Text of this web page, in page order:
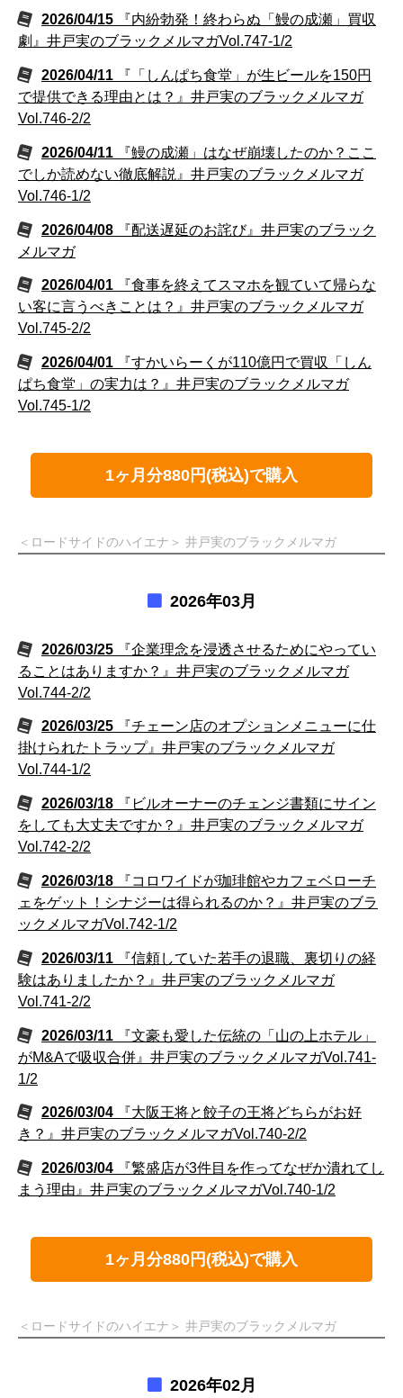
2026/04/15
『内紛勃発！終わらぬ「鰻の成瀬」買収
劇』井戸実のブラックメルマガVol.747-1/2
2026/04/11
『「しんぱち食堂」が生ビールを150円
で提供できる理由とは？』井戸実のブラックメルマガ
Vol.746-2/2
2026/04/11
『鰻の成瀬」はなぜ崩壊したのか？ここ
でしか読めない徹底解説』井戸実のブラックメルマガ
Vol.746-1/2
2026/04/08
『配送遅延のお詫び』井戸実のブラック
メルマガ
2026/04/01
『食事を終えてスマホを観ていて帰らな
い客に言うべきことは？』井戸実のブラックメルマガ
Vol.745-2/2
2026/04/01
『すかいらーくが110億円で買収「しん
ぱち食堂」の実力は？』井戸実のブラックメルマガ
Vol.745-1/2
1ヶ月分880円(税込)で購入
＜ロードサイドのハイエナ＞ 井戸実のブラックメルマガ
2026年03月
2026/03/25
『企業理念を浸透させるためにやってい
ることはありますか？』井戸実のブラックメルマガ
Vol.744-2/2
2026/03/25
『チェーン店のオプションメニューに仕
掛けられたトラップ』井戸実のブラックメルマガ
Vol.744-1/2
2026/03/18
『ビルオーナーのチェンジ書類にサイン
をしても大丈夫ですか？』井戸実のブラックメルマガ
Vol.742-2/2
2026/03/18
『コロワイドが珈琲館やカフェベローチ
ェをゲット！シナジーは得られるのか？』井戸実のブラ
ックメルマガVol.742-1/2
2026/03/11
『信頼していた若手の退職、裏切りの経
験はありましたか？』井戸実のブラックメルマガ
Vol.741-2/2
2026/03/11
『文豪も愛した伝統の「山の上ホテル」
がM&Aで吸収合併』井戸実のブラックメルマガVol.741-
1/2
2026/03/04
『大阪王将と餃子の王将どちらがお好
き？』井戸実のブラックメルマガVol.740-2/2
2026/03/04
『繁盛店が3件目を作ってなぜか潰れてし
まう理由』井戸実のブラックメルマガVol.740-1/2
1ヶ月分880円(税込)で購入
＜ロードサイドのハイエナ＞ 井戸実のブラックメルマガ
2026年02月